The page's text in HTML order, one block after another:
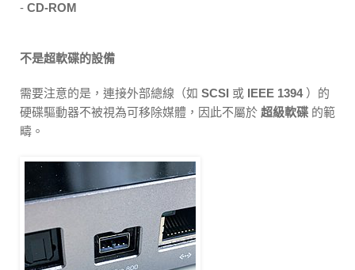
- CD-ROM
不是超軟碟的設備
需要注意的是，連接外部總線（如 SCSI 或 IEEE 1394）的
硬碟驅動器不被視為可移除媒體，因此不屬於 超級軟碟 的範
疇。